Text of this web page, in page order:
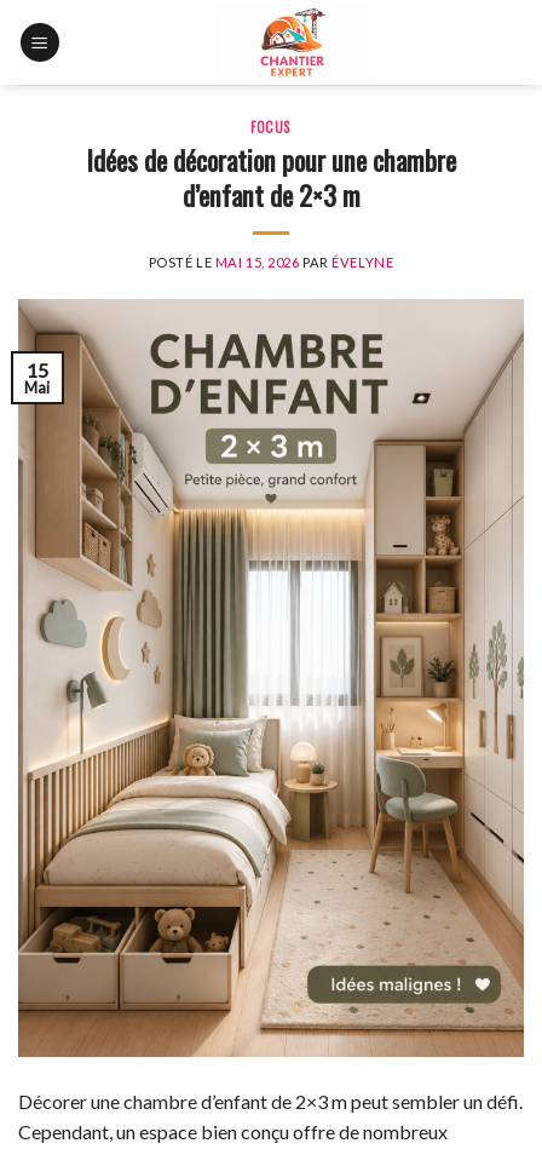
FOCUS
Idées de décoration pour une chambre
d’enfant de 2×3 m
POSTÉ LE MAI 15, 2026 PARÉVELYNE
15
Mai
Décorer une chambre d’enfant de 2×3 m peut sembler un défi.
Cependant, un espace bien conçu offre de nombreux